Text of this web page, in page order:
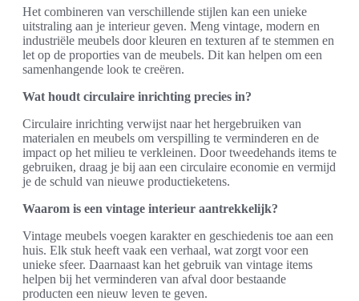
Het combineren van verschillende stijlen kan een unieke
uitstraling aan je interieur geven. Meng vintage, modern en
industriële meubels door kleuren en texturen af te stemmen en
let op de proporties van de meubels. Dit kan helpen om een
samenhangende look te creëren.
Wat houdt circulaire inrichting precies in?
Circulaire inrichting verwijst naar het hergebruiken van
materialen en meubels om verspilling te verminderen en de
impact op het milieu te verkleinen. Door tweedehands items te
gebruiken, draag je bij aan een circulaire economie en vermijd
je de schuld van nieuwe productieketens.
Waarom is een vintage interieur aantrekkelijk?
Vintage meubels voegen karakter en geschiedenis toe aan een
huis. Elk stuk heeft vaak een verhaal, wat zorgt voor een
unieke sfeer. Daarnaast kan het gebruik van vintage items
helpen bij het verminderen van afval door bestaande
producten een nieuw leven te geven.